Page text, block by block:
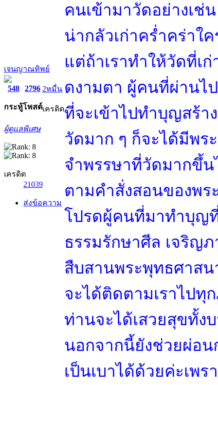
เจนญาณทิพย์
548
กระทู้
2796
โพสต์
2หมื่น
เครดิต
ผู้ดูแลพิเศษ
เครดิต
21039
ส่งข้อความ
คนเข้ามาวัดอย่างเช่
น่ากลัวเก่าคร่ำคร่าใ
แต่ถ้าเราทำให้วัดที่เ
ดงามตา ผู้คนที่ผ่านไ
ที่จะเข้าไปทำบุญสร้า
วัดมาก ๆ ก็จะได้มีพร
จำพรรษาที่วัดมากขึ้น
ตามคำสั่งสอนของพ
โปรดผู้คนที่มาทำบุญ
ธรรมรักษาศีล เจริญ
สืบสานพระพุทธศาส
จะได้ติดตามเราไปทุ
ท่านจะได้เสวยสุขทั้ง
นอกจากนี้ยังช่วยผ่อ
เป็นเบาได้ด้วยค่ะเพ